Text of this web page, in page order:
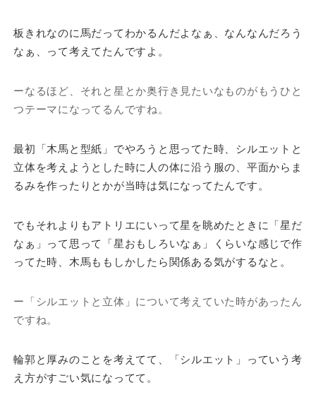
板きれなのに馬だってわかるんだよなぁ、なんなんだろう
なぁ、って考えてたんですよ。
ーなるほど、それと星とか奥行き見たいなものがもうひと
つテーマになってるんですね。
最初「木馬と型紙」でやろうと思ってた時、シルエットと
立体を考えようとした時に人の体に沿う服の、平面からま
るみを作ったりとかが当時は気になってたんです。
でもそれよりもアトリエにいって星を眺めたときに「星だ
なぁ」って思って「星おもしろいなぁ」くらいな感じで作
ってた時、木馬ももしかしたら関係ある気がするなと。
ー「シルエットと立体」について考えていた時があったん
ですね。
輪郭と厚みのことを考えてて、「シルエット」っていう考
え方がすごい気になってて。